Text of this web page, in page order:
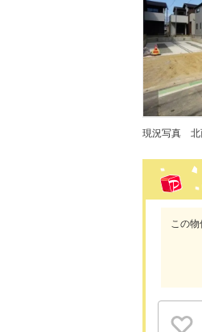
現況写真
この